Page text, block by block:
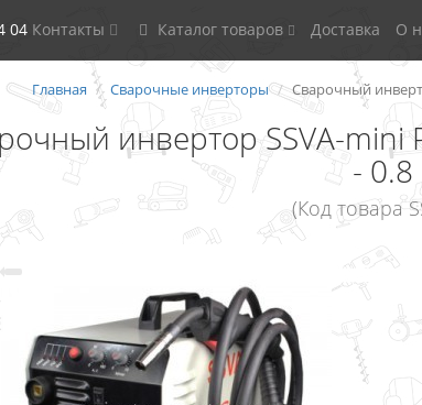
04 Контакты Каталог товаров Доставка О
Главная Сварочные инверторы Сварочный
инвертор SSVA-
-
(Код товара